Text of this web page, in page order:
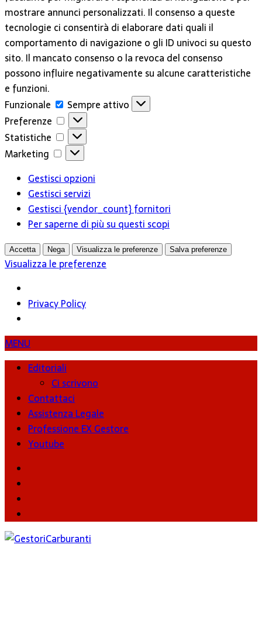
mostrare annunci personalizzati. Il consenso a queste
tecnologie ci consentirà di elaborare dati quali il
comportamento di navigazione o gli ID univoci su questo
sito. Il mancato consenso o la revoca del consenso
possono influire negativamente su alcune caratteristiche
e funzioni.
Funzionale
Funzionale
Sempre attivo
Preferenze
Preferenze
Statistiche
Statistiche
Marketing
Marketing
Gestisci opzioni
Gestisci servizi
Gestisci {vendor_count} fornitori
Per saperne di più su questi scopi
Accetta Nega Visualizza le preferenze Salva preferenze
Visualizza le preferenze
Privacy Policy
MENU
Editoriali
Ci scrivono
Contattaci
Assistenza Legale
Professione EX Gestore
Youtube